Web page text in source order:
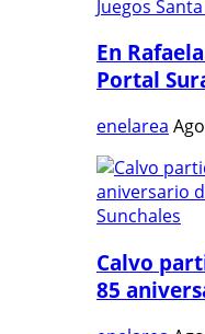
En
Portal
enelarea
Calvo
85